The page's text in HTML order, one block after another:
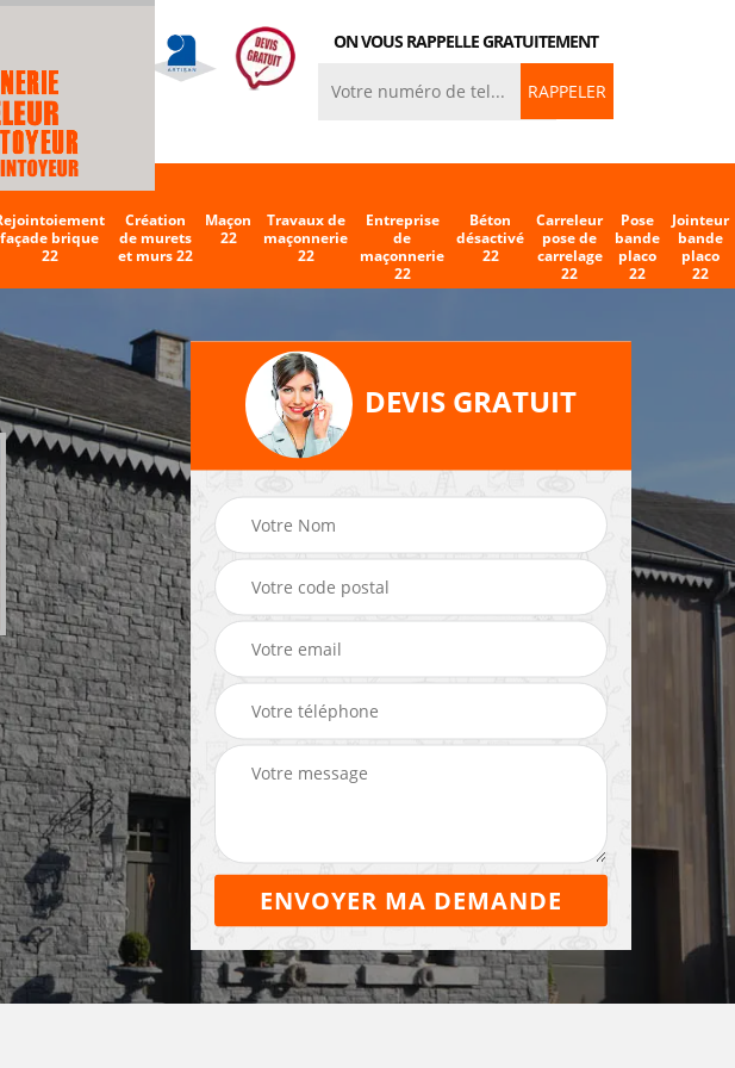
ON VOUS RAPPELLE GRATUITEMENT
façade brique
22
Création
de murets
et murs 22
Maçon
22
Travaux de
maçonnerie
22
Entreprise
de
maçonnerie
22
Béton
désactivé
22
Carreleur
pose de
carrelage
22
Pose
bande
placo
22
Jointeur
bande
placo
22
Entreprise de carreleur
22
Entreprise de
Maçon 22
DEVIS GRATUIT